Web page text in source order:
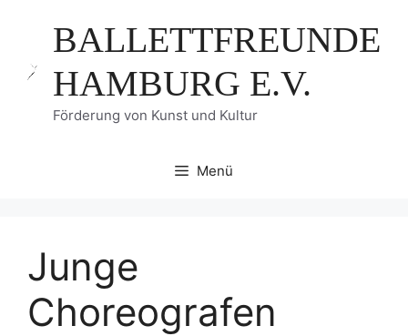
springenBALLETTFREUNDE
HAMBURG E.V.
Förderung von Kunst und Kultur
Menü
Junge
Choreografen